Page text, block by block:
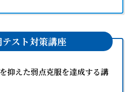
スト対策講座
抑えた弱点克服を達成する講